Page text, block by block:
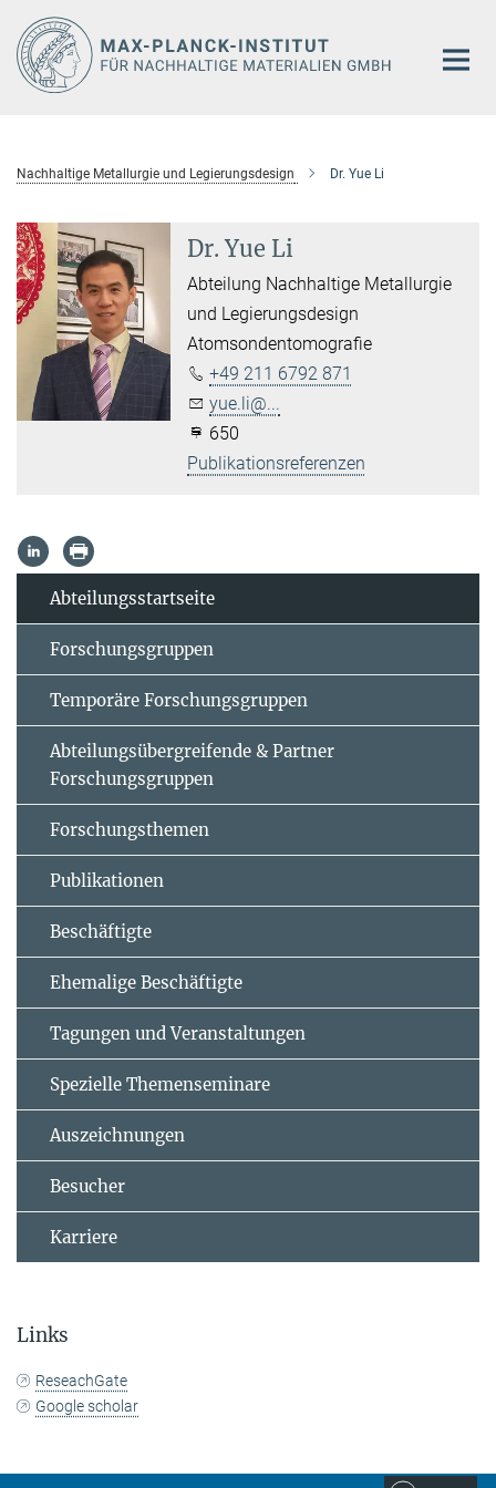
Hauptinhalt
Nachhaltige Metallurgie und Legierungsdesign Dr. Yue Li
Dr. Yue Li
Abteilung Nachhaltige Metallurgie
und Legierungsdesign
Atomsondentomografie
+49 211 6792 871
yue.li@...
650
Publikationsreferenzen
Abteilungsstartseite
Forschungsgruppen
Temporäre Forschungsgruppen
Abteilungsübergreifende & Partner
Forschungsgruppen
Forschungsthemen
Publikationen
Beschäftigte
Ehemalige Beschäftigte
Tagungen und Veranstaltungen
Spezielle Themenseminare
Auszeichnungen
Besucher
Karriere
Links
ReseachGate
Google scholar